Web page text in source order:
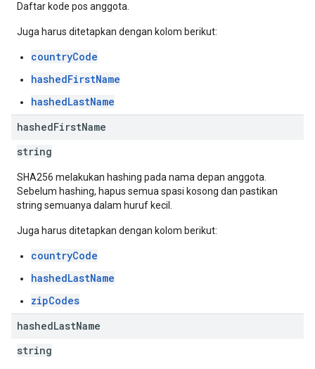
Daftar kode pos anggota.
Juga harus ditetapkan dengan kolom berikut:
countryCode
hashedFirstName
hashedLastName
hashedFirstName
string
SHA256 melakukan hashing pada nama depan anggota.
Sebelum hashing, hapus semua spasi kosong dan pastikan
string semuanya dalam huruf kecil.
Juga harus ditetapkan dengan kolom berikut:
countryCode
hashedLastName
zipCodes
hashedLastName
string